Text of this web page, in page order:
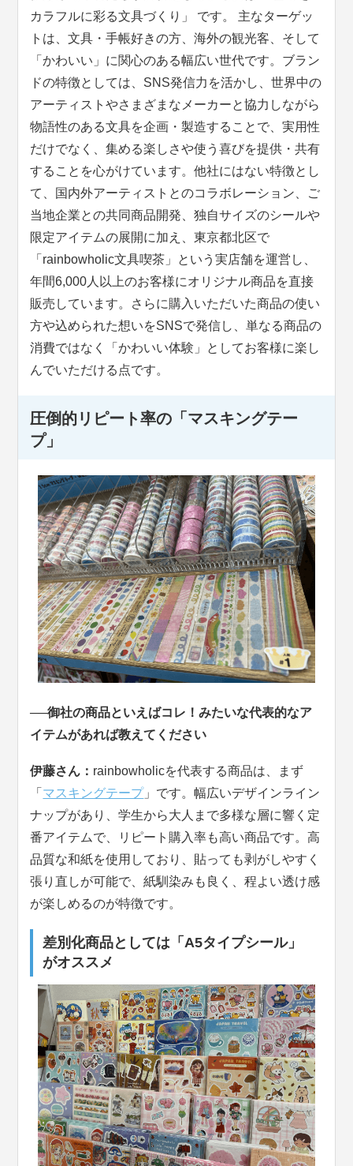
カラフルに彩る文具づくり」 です。 主なターゲッ
トは、文具・手帳好きの方、海外の観光客、そして
「かわいい」に関心のある幅広い世代です。ブラン
ドの特徴としては、SNS発信力を活かし、世界中の
アーティストやさまざまなメーカーと協力しながら
物語性のある文具を企画・製造することで、実用性
だけでなく、集める楽しさや使う喜びを提供・共有
することを心がけています。他社にはない特徴とし
て、国内外アーティストとのコラボレーション、ご
当地企業との共同商品開発、独自サイズのシールや
限定アイテムの展開に加え、東京都北区で
「rainbowholic文具喫茶」という実店舗を運営し、
年間6,000人以上のお客様にオリジナル商品を直接
販売しています。さらに購入いただいた商品の使い
方や込められた想いをSNSで発信し、単なる商品の
消費ではなく「かわいい体験」としてお客様に楽し
んでいただける点です。
圧倒的リピート率の「マスキングテー
プ」
──御社の商品といえばコレ！みたいな代表的なア
イテムがあれば教えてください
伊藤さん： rainbowholicを代表する商品は、まず
「 マスキングテープ」です。幅広いデザインライン
ナップがあり、学生から大人まで多様な層に響く定
番アイテムで、リピート購入率も高い商品です。高
品質な和紙を使用しており、貼っても剥がしやすく
張り直しが可能で、紙馴染みも良く、程よい透け感
が楽しめるのが特徴です。
差別化商品としては「A5タイプシール」
がオススメ